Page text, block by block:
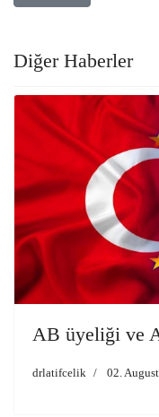
Diğer Haberler
AB üyeliği ve
drlatifcelik 02.